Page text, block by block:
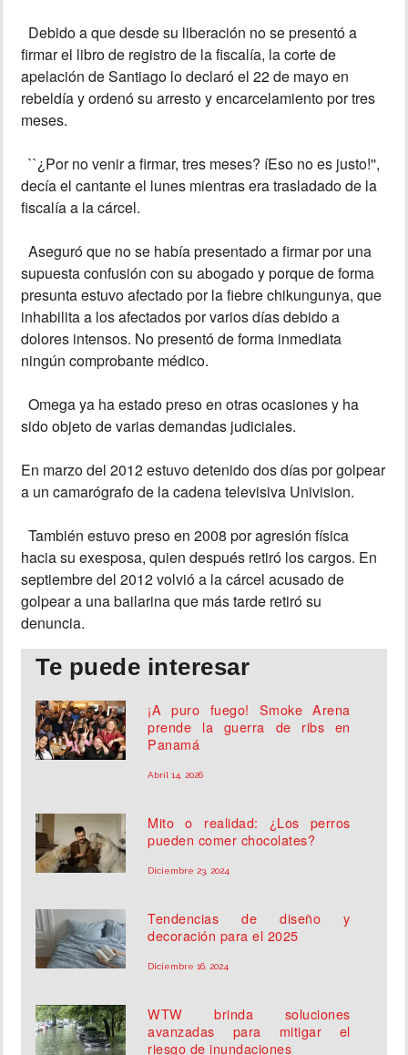
Debido a que desde su liberación no se presentó a
firmar el libro de registro de la fiscalía, la corte de
apelación de Santiago lo declaró el 22 de mayo en
rebeldía y ordenó su arresto y encarcelamiento por tres
meses.
``¿Por no venir a firmar, tres meses? íEso no es justo!'',
decía el cantante el lunes mientras era trasladado de la
fiscalía a la cárcel.
Aseguró que no se había presentado a firmar por una
supuesta confusión con su abogado y porque de forma
presunta estuvo afectado por la fiebre chikungunya, que
inhabilita a los afectados por varios días debido a
dolores intensos. No presentó de forma inmediata
ningún comprobante médico.
Omega ya ha estado preso en otras ocasiones y ha
sido objeto de varias demandas judiciales.
En marzo del 2012 estuvo detenido dos días por golpear
a un camarógrafo de la cadena televisiva Univision.
También estuvo preso en 2008 por agresión física
hacia su exesposa, quien después retiró los cargos. En
septiembre del 2012 volvió a la cárcel acusado de
golpear a una bailarina que más tarde retiró su
denuncia.
Te puede interesar
¡A puro fuego! Smoke Arena
prende la guerra de ribs en
Panamá
Abril 14, 2026
Mito o realidad: ¿Los perros
pueden comer chocolates?
Diciembre 23, 2024
Tendencias de diseño y
decoración para el 2025
Diciembre 16, 2024
WTW brinda soluciones
avanzadas para mitigar el
riesgo de inundaciones